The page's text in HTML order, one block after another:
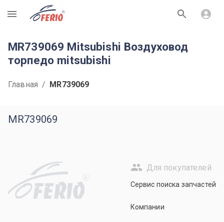
R
MR739069 Mitsubishi Воздуховод
торпедо mitsubishi
Главная / MR739069
MR739069
R
Для покупателей
Сервис поиска запчастей
Компании